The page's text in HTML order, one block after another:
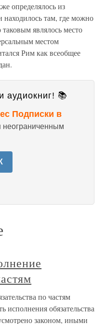
определялось из
находилось там, где можно
являлось место
местом
Рим как всеобщее
аудиокниг! 📚
Подписки в
неограниченным
по частям
исполнения обязательства
законом, иными